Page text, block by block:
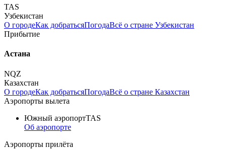
TAS
Узбекистан
О городеКак добратьсяПогодаВсё о стране Узбекистан
Прибытие
Астана
NQZ
Казахстан
О городеКак добратьсяПогодаВсё о стране Казахстан
Аэропорты вылета
Южный аэропортTAS
Об аэропорте
Аэропорты прилёта